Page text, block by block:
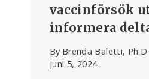
vaccinförsök
informera
By Brenda Baletti,
juni 5, 2024